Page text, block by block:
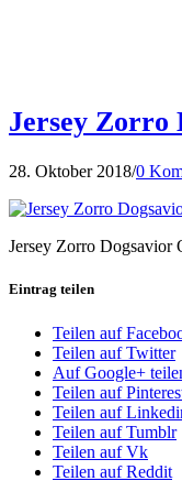
Jersey Zorro
28. Oktober 2018/0
Jersey Zorro Dogsavior
Eintrag teilen
Teilen auf
Teilen auf Twitter
Auf Google+
Teilen auf
Teilen auf
Teilen auf Tumblr
Teilen auf Vk
Teilen auf Reddit